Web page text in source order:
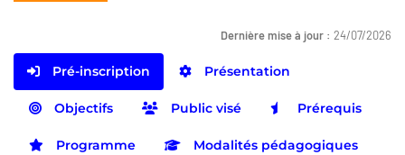
Dernière mise à jour : 24/07/2026
Pré-inscription Présentation
Objectifs Public visé Prérequis
Programme Modalités pédagogiques